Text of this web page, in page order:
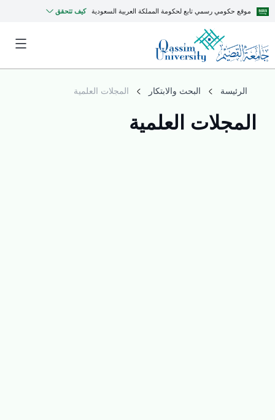
موقع حكومي رسمي تابع لحكومة المملكة العربية السعودية كيف تتحقق
الرئيسة البحث والابتكار المجلات العلمية
المجلات العلمية